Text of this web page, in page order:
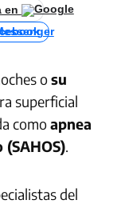
en
osu
superficial
comoapnea
.
del